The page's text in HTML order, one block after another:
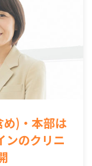
め)・本部は
ンのクリニ